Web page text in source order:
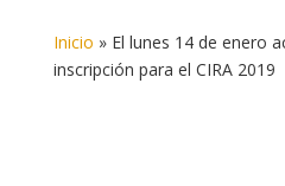
Inicio » El lunes 14 de enero
inscripción para el CIRA 2019